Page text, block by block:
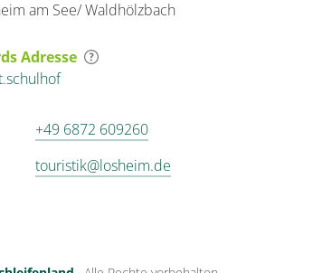
am See/ Waldhölzbach
Adresse
+49 6872 609260
touristik@losheim.de